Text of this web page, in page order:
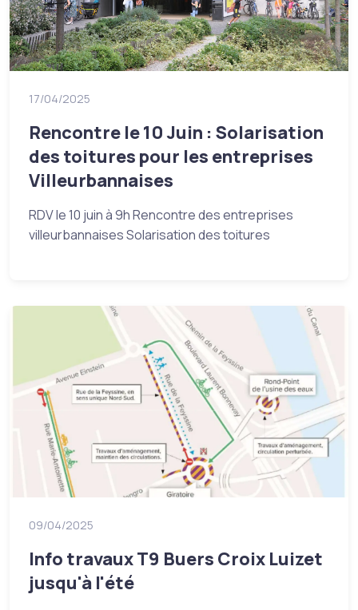
17/04/2025
Rencontre le 10 Juin : Solarisation
des toitures pour les entreprises
Villeurbannaises
RDV le 10 juin à 9h Rencontre des entreprises
villeurbannaises Solarisation des toitures
09/04/2025
Info travaux T9 Buers Croix Luizet
jusqu'à l'été